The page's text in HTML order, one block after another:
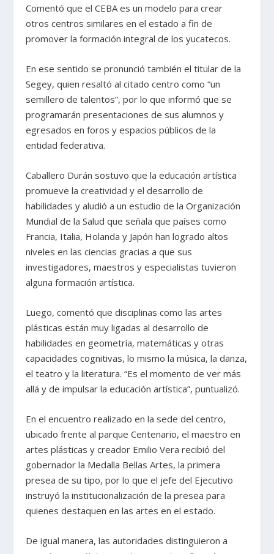
Comentó que el CEBA es un modelo para crear
otros centros similares en el estado a fin de
promover la formación integral de los yucatecos.
En ese sentido se pronunció también el titular de la
Segey, quien resaltó al citado centro como “un
semillero de talentos”, por lo que informó que se
programarán presentaciones de sus alumnos y
egresados en foros y espacios públicos de la
entidad federativa.
Caballero Durán sostuvo que la educación artística
promueve la creatividad y el desarrollo de
habilidades y aludió a un estudio de la Organización
Mundial de la Salud que señala que países como
Francia, Italia, Holanda y Japón han logrado altos
niveles en las ciencias gracias a que sus
investigadores, maestros y especialistas tuvieron
alguna formación artística.
Luego, comentó que disciplinas como las artes
plásticas están muy ligadas al desarrollo de
habilidades en geometría, matemáticas y otras
capacidades cognitivas, lo mismo la música, la danza,
el teatro y la literatura. “Es el momento de ver más
allá y de impulsar la educación artística”, puntualizó.
En el encuentro realizado en la sede del centro,
ubicado frente al parque Centenario, el maestro en
artes plásticas y creador Emilio Vera recibió del
gobernador la Medalla Bellas Artes, la primera
presea de su tipo, por lo que el jefe del Ejecutivo
instruyó la institucionalización de la presea para
quienes destaquen en las artes en el estado.
De igual manera, las autoridades distinguieron a